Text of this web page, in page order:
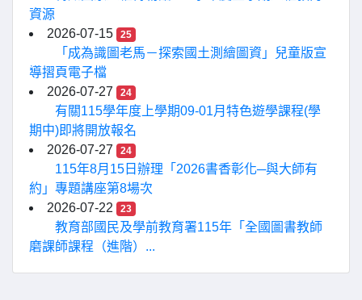
資源
2026-07-15
25
「成為識圖老馬－探索國土測繪圖資」兒童版宣
導摺頁電子檔
2026-07-27
24
有關115學年度上學期09-01月特色遊學課程(學
期中)即將開放報名
2026-07-27
24
115年8月15日辦理「2026書香彰化─與大師有
約」專題講座第8場次
2026-07-22
23
教育部國民及學前教育署115年「全國圖書教師
磨課師課程（進階）...